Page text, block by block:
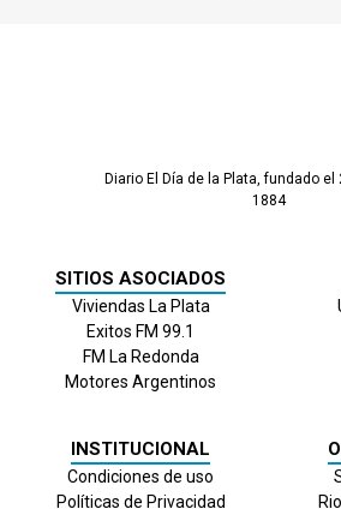
Diario El Día de la Plata, fundado el
1884
SITIOS ASOCIADOS
Viviendas La Plata
Exitos FM 99.1
FM La Redonda
Motores Argentinos
INSTITUCIONAL
Condiciones de uso
Políticas de Privacidad